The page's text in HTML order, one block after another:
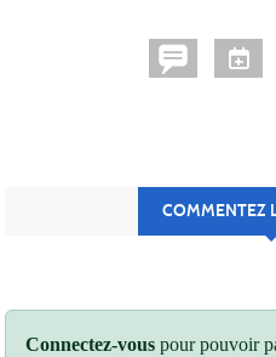
COMMENTEZ
Connectez-vous pour pouvoir